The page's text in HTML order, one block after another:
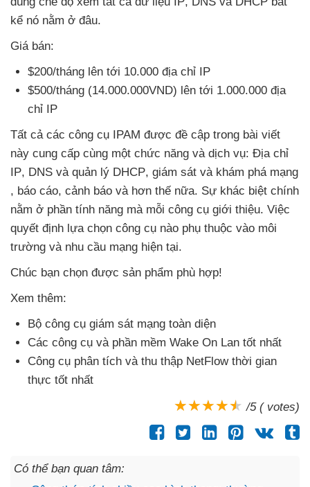
kể nó nằm ở đâu.
Giá bán:
$200/tháng lên tới 10.000 địa chỉ IP
$500/tháng (14.000.000VND) lên tới 1.000.000 địa
chỉ IP
Tất cả các công cụ IPAM được đề cập trong bài viết
này cung cấp cùng một chức năng và dịch vụ: Địa chỉ
IP, DNS và quản lý DHCP, giám sát và khám phá mạng
, báo cáo, cảnh báo và hơn thế nữa. Sự khác biệt chính
nằm ở phần tính năng mà mỗi công cụ giới thiệu. Việc
quyết định lựa chọn công cụ nào phụ thuộc vào môi
trường và nhu cầu mạng hiện tại.
Chúc bạn chọn được sản phẩm phù hợp!
Xem thêm:
Bộ công cụ giám sát mạng toàn diện
Các công cụ và phần mềm Wake On Lan tốt nhất
Công cụ phân tích và thu thập NetFlow thời gian
thực tốt nhất
/5 ( votes)
Có thể bạn quan tâm: